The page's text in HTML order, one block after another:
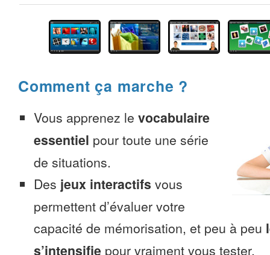
Comment ça marche ?
Vous apprenez le vocabulaire
essentiel pour toute une série
de situations.
Des jeux interactifs vous
permettent d’évaluer votre
capacité de mémorisation, et peu à peu
s’intensifie pour vraiment vous tester.